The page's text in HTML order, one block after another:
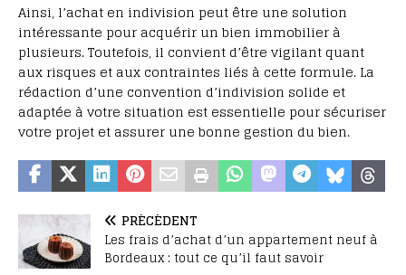
Ainsi, l’achat en indivision peut être une solution
intéressante pour acquérir un bien immobilier à
plusieurs. Toutefois, il convient d’être vigilant quant
aux risques et aux contraintes liés à cette formule. La
rédaction d’une convention d’indivision solide et
adaptée à votre situation est essentielle pour sécuriser
votre projet et assurer une bonne gestion du bien.
PRÉCÉDENT
Les frais d’achat d’un appartement neuf à
Bordeaux : tout ce qu’il faut savoir